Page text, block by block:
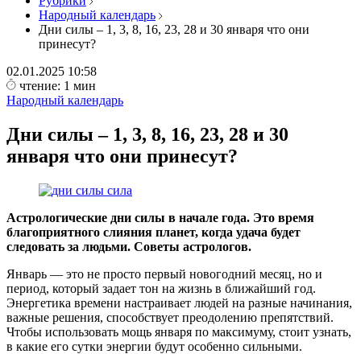
Народный календарь
Дни силы – 1, 3, 8, 16, 23, 28 и 30 января что они
принесут?
02.01.2025 10:58
чтение: 1 мин
Народный календарь
Дни силы – 1, 3, 8, 16, 23, 28 и 30
января что они принесут?
Астрологические дни силы в начале года. Это время
благоприятного слияния планет, когда удача будет
следовать за людьми. Советы астрологов.
Январь — это не просто первый новогодний месяц, но и
период, который задает тон на жизнь в ближайший год.
Энергетика времени настраивает людей на разные начинания,
важные решения, способствует преодолению препятствий.
Чтобы использовать мощь января по максимуму, стоит узнать,
в какие его сутки энергии будут особенно сильными.